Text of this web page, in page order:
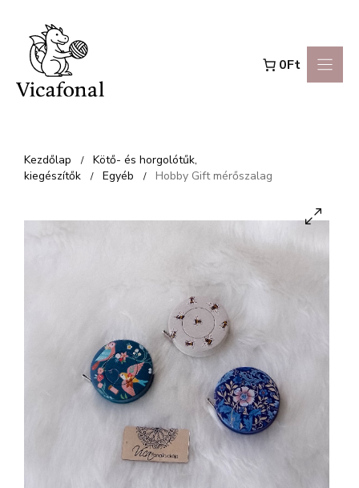
Kilépés
tartalomba
0Ft
Kezdőlap /
Kötő- és horgolótűk,
kiegészítők
/ Egyéb / Hobby Gift mérőszalag